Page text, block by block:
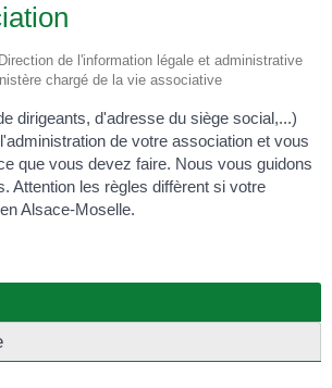
de l'information légale et administrative
chargé de la vie associative
dirigeants, d'adresse du siège social,...)
de votre association et vous
que vous devez faire. Nous vous guidons
Attention les règles diffèrent si votre
Alsace-Moselle.